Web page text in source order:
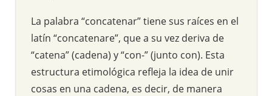
La palabra “concatenar” tiene sus raíces en el
latín “concatenare”, que a su vez deriva de
“catena” (cadena) y “con-” (junto con). Esta
estructura etimológica refleja la idea de unir
cosas en una cadena, es decir, de manera